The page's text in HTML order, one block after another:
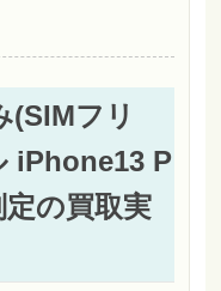
(SIMフリ
iPhone13 P
の買取実